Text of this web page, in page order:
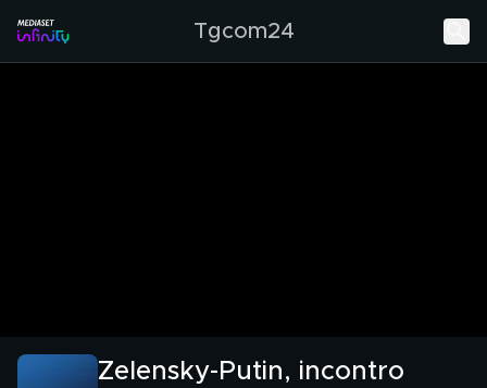
Tgcom24
Zelensky-Putin, incontro